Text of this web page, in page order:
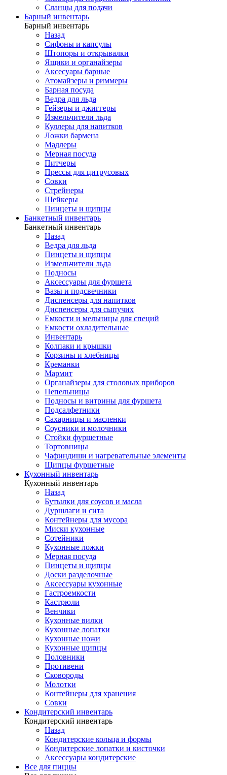
Сланцы для подачи
Барный инвентарь
Барный инвентарь
Назад
Сифоны и капсулы
Штопоры и открывалки
Ящики и органайзеры
Аксесуары барные
Атомайзеры и риммеры
Барная посуда
Ведра для льда
Гейзеры и джиггеры
Измельчители льда
Куллеры для напитков
Ложки бармена
Мадлеры
Мерная посуда
Питчеры
Прессы для цитрусовых
Совки
Стрейнеры
Шейкеры
Пинцеты и щипцы
Банкетный инвентарь
Банкетный инвентарь
Назад
Ведра для льда
Пинцеты и щипцы
Измельчители льда
Подносы
Аксессуары для фуршета
Вазы и подсвечники
Диспенсеры для напитков
Диспенсеры для сыпучих
Емкости и мельницы для специй
Емкости охладительные
Инвентарь
Колпаки и крышки
Корзины и хлебницы
Креманки
Мармит
Органайзеры для столовых приборов
Пепельницы
Подносы и витрины для фуршета
Подсалфетники
Сахарницы и масленки
Соусники и молочники
Стойки фуршетные
Тортовницы
Чафиндиши и нагревательные элементы
Щипцы фуршетные
Кухонный инвентарь
Кухонный инвентарь
Назад
Бутылки для соусов и масла
Дуршлаги и сита
Контейнеры для мусора
Миски кухонные
Сотейники
Кухонные ложки
Мерная посуда
Пинцеты и щипцы
Доски разделочные
Аксессуары кухонные
Гастроемкости
Кастрюли
Венчики
Кухонные вилки
Кухонные лопатки
Кухонные ножи
Кухонные щипцы
Половники
Противени
Сковороды
Молотки
Контейнеры для хранения
Совки
Кондитерский инвентарь
Кондитерский инвентарь
Назад
Кондитерские кольца и формы
Кондитерские лопатки и кисточки
Аксессуары кондитерские
Все для пиццы